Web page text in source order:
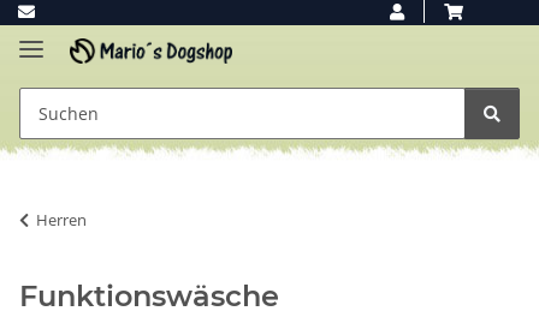
Herren
Funktionswäsche